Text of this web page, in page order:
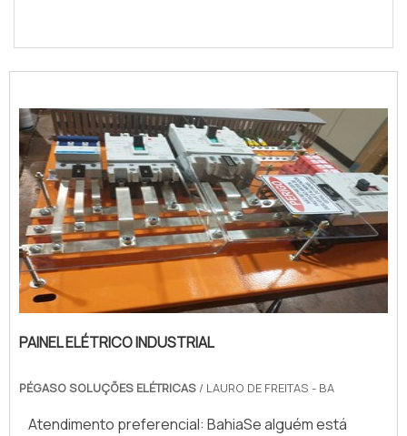
PAINEL ELÉTRICO INDUSTRIAL
PÉGASO SOLUÇÕES ELÉTRICAS / LAURO DE FREITAS - BA
Atendimento preferencial: BahiaSe alguém está